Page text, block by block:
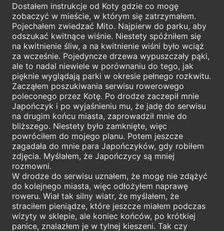
Dostałem instrukcje od Koty gdzie co mogę
zobaczyć w mieście, w którym się zatrzymałem.
Pojechałem zwiedzać Mito. Najpierw do parku, aby
odszukać kwitnące wiśnie. Niestety spóźniłem się
na kwitnienie śliw, a na kwitnienie wiśni było wciąż
za wcześnie. Pojedyncze drzewa wypuszczały pąki,
ale to nadal niewiele w porównaniu do tego, jak
pięknie wyglądają parki w okresie pełnego rozkwitu.
Zacząłem poszukiwania serwisu rowerowego
poleconego przez Kotę. Po drodze zaczepił mnie
Japończyk i po wyjaśnieniu mu, że jadę do serwisu
na drugim końcu miasta, zaprowadził mnie do
bliższego. Niestety było zamknięte, więc
powróciłem do mojego planu. Potem jeszcze
zagadała do mnie para Japończyków, gdy robiłem
zdjęcia. Myślałem, że Japończycy są mniej
rozmowni.
W drodze do serwisu uznałem, że mogę nie zdążyć
do kolejnego miasta, więc odłożyłem naprawę
roweru. Wiał tak silny wiatr, że myślałem, że
straciłem pieniądze, które jeszcze miałem podczas
wizyty w sklepie, ale koniec końców, po krótkiej
panice, znalazłem je w tylnej kieszeni. Tak czy